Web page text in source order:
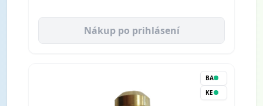
Nákup po prihlásení
BA
KE